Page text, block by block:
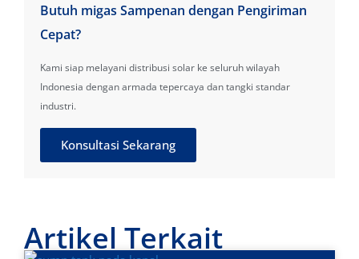
Butuh migas Sampenan dengan Pengiriman
Cepat?
Kami siap melayani distribusi solar ke seluruh wilayah
Indonesia dengan armada tepercaya dan tangki standar
industri.
Konsultasi Sekarang
Artikel Terkait